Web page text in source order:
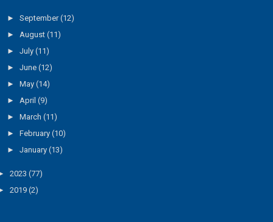
► September(12)
► August (11)
► July (11)
► June (12)
► May (14)
► April (9)
► March (11)
► February (10)
► January (13)
2023 (77)
2019 (2)